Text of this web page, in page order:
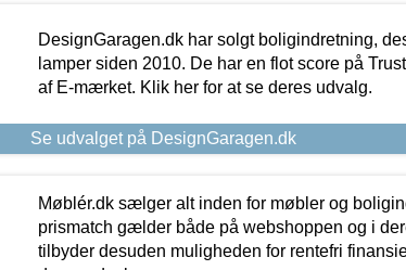
DesignGaragen.dk har solgt boligindretning,
lamper siden 2010. De har en flot score på
af E-mærket. Klik her for at se deres udvalg.
Se udvalget på DesignGaragen.dk
Møblér.dk sælger alt inden for møbler og
prismatch gælder både på webshoppen og i
tilbyder desuden muligheden for rentefri